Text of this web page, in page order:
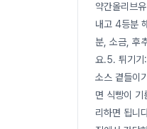
약간올리브
내고 4등분
분, 소금, 후
요.5. 튀기기
소스 곁들이
면 식빵이
리하면 됩니